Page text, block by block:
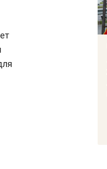
концерт
чаком: как
прошла